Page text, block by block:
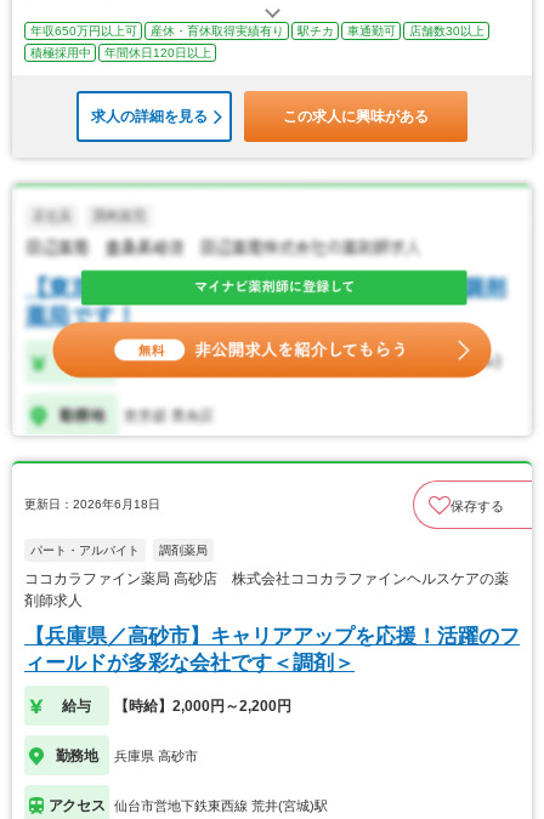
年収650万円以上可 産休・育休取得実績有り 駅チカ 車通勤可
店舗数30以上
積極採用中
年間休日120日以上
求人の詳細を見る この求人に興味がある
更新日：2026年6月18日 保存する
パート・アルバイト 調剤薬局
ココカラファイン薬局 高砂店 株式会社ココカラファインヘルスケアの薬
剤師求人
【兵庫県／高砂市】キャリアアップを応援！活躍のフ
ィールドが多彩な会社です＜調剤＞
給与 【時給】2,000円～2,200円
勤務地 兵庫県 高砂市
アクセス 仙台市営地下鉄東西線 荒井(宮城)駅